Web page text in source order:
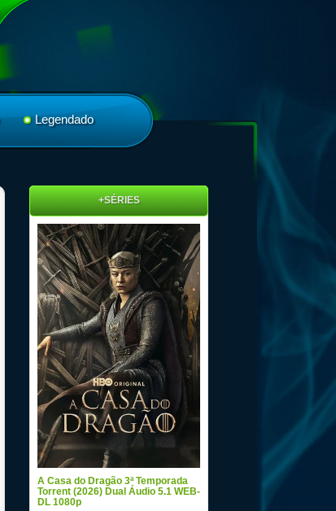
Legendado
+SÉRIES
A Casa do Dragão 3ª Temporada
Torrent (2026) Dual Áudio 5.1 WEB-
DL 1080p